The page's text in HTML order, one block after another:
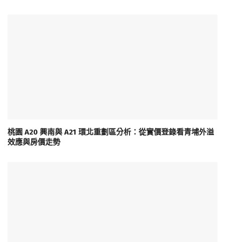
桃園 A20 興南與 A21 環北重劃區分析：從實價登錄看青埔外溢
效應與房價走勢